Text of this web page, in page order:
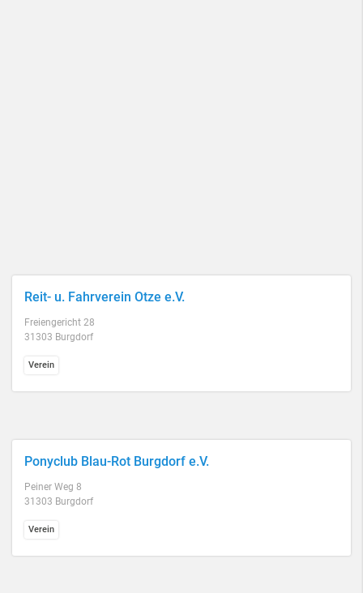
Reit- u. Fahrverein Otze e.V.
Freiengericht 28
31303 Burgdorf
Verein
Ponyclub Blau-Rot Burgdorf e.V.
Peiner Weg 8
31303 Burgdorf
Verein